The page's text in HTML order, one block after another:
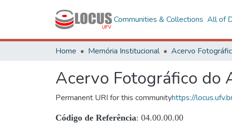
Communities & Collections All of
Home Memória Institucional
Acervo Fotográfico do
Permanent URI for this communityhttps://
Código de Referência: 04.00.00.00